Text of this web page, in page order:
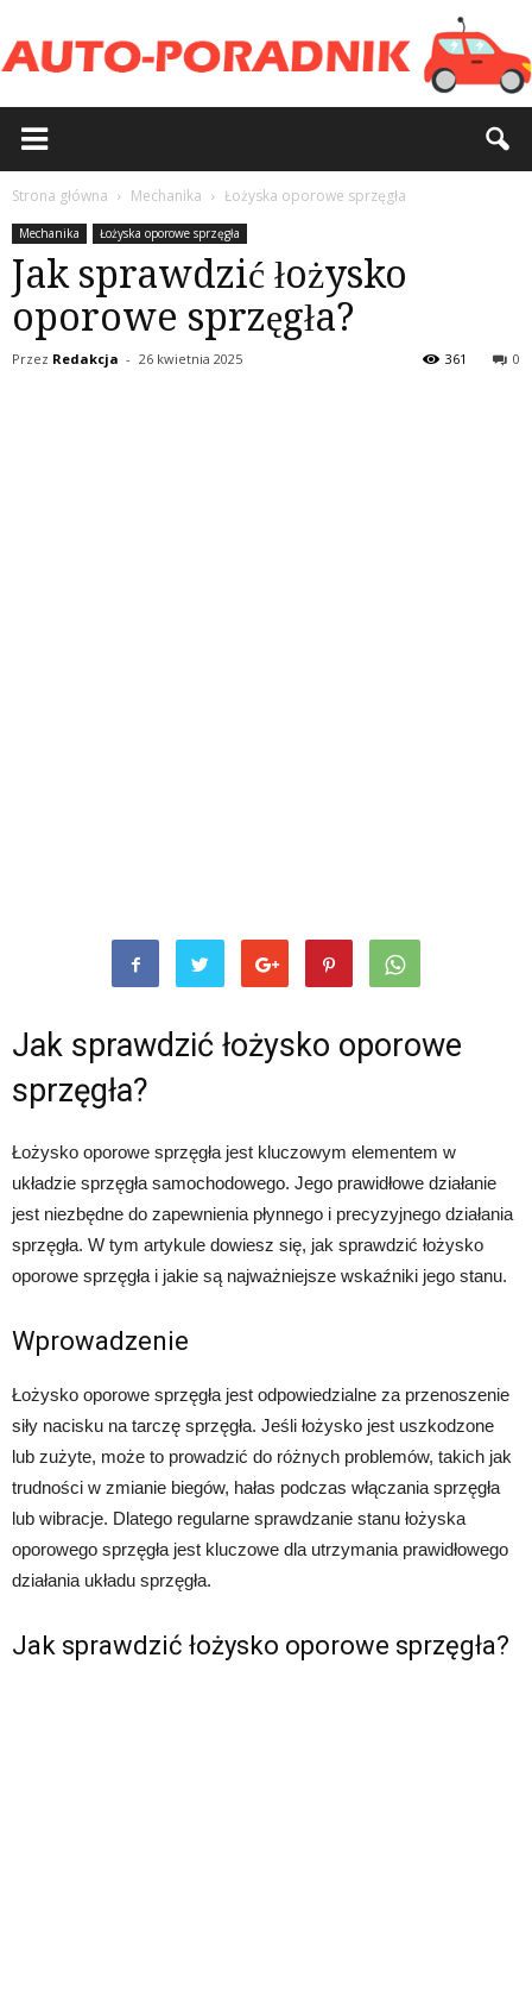
Strona główna Mechanika Łożyska oporowe sprzęgła
Mechanika Łożyska oporowe sprzęgła
Jak sprawdzić łożysko
oporowe sprzęgła?
Przez Redakcja - 26 kwietnia 2025 0
361
Jak sprawdzić łożysko oporowe
sprzęgła?
Łożysko oporowe sprzęgła jest kluczowym elementem w
układzie sprzęgła samochodowego. Jego prawidłowe działanie
jest niezbędne do zapewnienia płynnego i precyzyjnego działania
sprzęgła. W tym artykule dowiesz się, jak sprawdzić łożysko
oporowe sprzęgła i jakie są najważniejsze wskaźniki jego stanu.
Wprowadzenie
Łożysko oporowe sprzęgła jest odpowiedzialne za przenoszenie
siły nacisku na tarczę sprzęgła. Jeśli łożysko jest uszkodzone
lub zużyte, może to prowadzić do różnych problemów, takich jak
trudności w zmianie biegów, hałas podczas włączania sprzęgła
lub wibracje. Dlatego regularne sprawdzanie stanu łożyska
oporowego sprzęgła jest kluczowe dla utrzymania prawidłowego
działania układu sprzęgła.
Jak sprawdzić łożysko oporowe sprzęgła?